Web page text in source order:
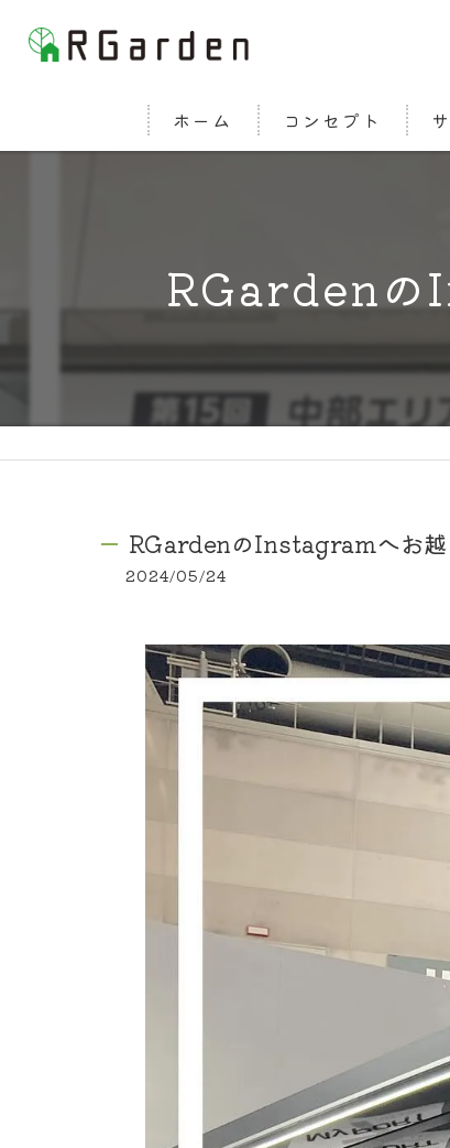
ホーム コンセプト
RGardenの
RGardenのInstagramへお越
2024/05/24